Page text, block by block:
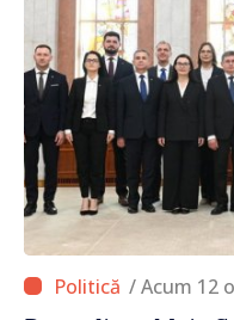
/ Acum 12